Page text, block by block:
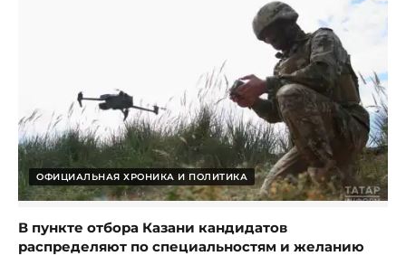
ОФИЦИАЛЬНАЯ ХРОНИКА И ПОЛИТИКА
В пункте отбора Казани кандидатов
распределяют по специальностям и желанию